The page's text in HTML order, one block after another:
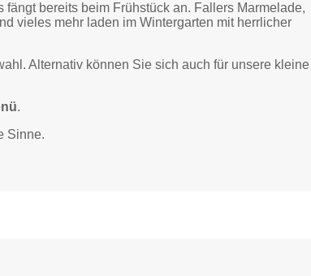
fängt bereits beim Frühstück an. Fallers Marmelade,
vieles mehr laden im Wintergarten mit herrlicher
Alternativ können Sie sich auch für unsere kleine
.
Sinne.